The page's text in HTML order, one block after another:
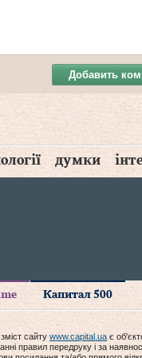
Добавить
думки
Капитал 500
сайту www.capital.ua є
правил передруку і за